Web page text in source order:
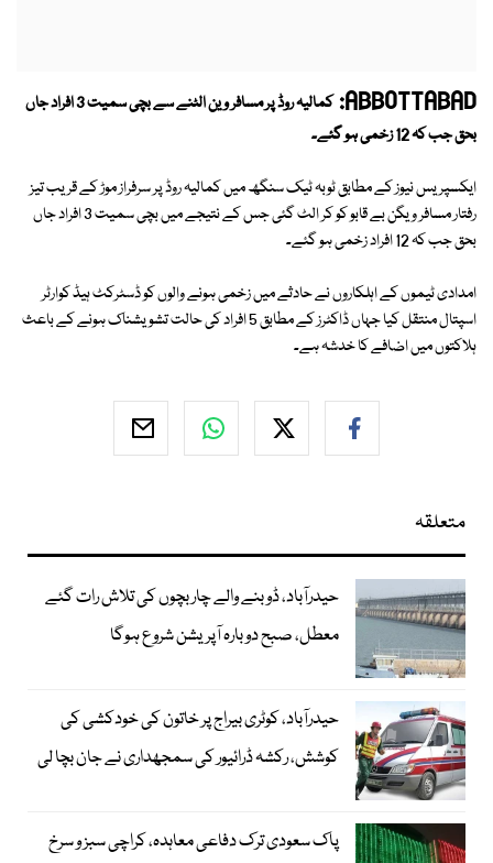
ABBOTTABAD:
کمالیہ روڈ پر مسافر وین الٹنے سے بچی سمیت 3 افراد جاں
بحق جب کہ 12 زخمی ہو گئے۔
ایکسپریس نیوز کے مطابق ٹوبہ ٹیک سنگھ میں کمالیہ روڈ پر سرفراز موڑ کے قریب تیز
رفتار مسافر ویگن بے قابو کو کر الٹ گئی جس کے نتیجے میں بچی سمیت 3 افراد جاں
بحق جب کہ 12 افراد زخمی ہو گئے۔
امدادی ٹیموں کے اہلکاروں نے حادثے میں زخمی ہونے والوں کو ڈسٹرکٹ ہیڈ کوارٹر
اسپتال منتقل کیا جہاں ڈاکٹرز کے مطابق 5 افراد کی حالت تشویشناک ہونے کے باعث
ہلاکتوں میں اضافے کا خدشہ ہے۔
متعلقہ
حیدرآباد، ڈوبنے والے چار بچوں کی تلاش رات گئے
معطل، صبح دوبارہ آپریشن شروع ہوگا
حیدرآباد، کوٹری بیراج پر خاتون کی خودکشی کی
کوشش، رکشہ ڈرائیور کی سمجھداری نے جان بچا لی
پاک سعودی ترک دفاعی معاہدہ، کراچی سبز و سرخ